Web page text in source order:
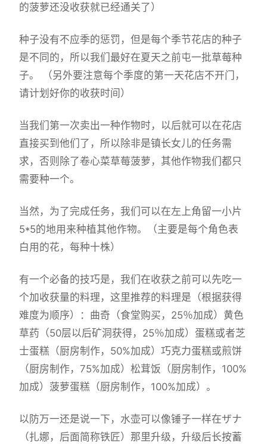
的菠萝还没收获就已经通关了）
种子没有不应季的惩罚，但是每个季节花店的种子
是不同的，所以我们最好在夏天之前屯一批草莓种
子。 （另外要注意每个季度的第一天花店不开门，
请计划好你的收获时间）
当我们第一次卖出一种作物时，以后就可以在花店
直接买到他们了，所以除非是镇长女儿的任务需
求，否则除了卷心菜草莓菠萝，其他作物我们都只
需要种一个。
当然，为了完成任务，我们可以在左上角留一小片
5*5的地用来种植其他作物。（主要是每个角色表
白用的花，每种十株）
有一个必备的技巧是，我们在收获之前可以先吃一
个加收获量的料理，这里推荐的料理是（根据获得
难度为顺序）：曲奇（食堂购买，25％加成）黄色
草药（50层以后矿洞获得，25％加成）蛋糕或者芝
士蛋糕（厨房制作，50%加成）巧克力蛋糕或煎饼
（厨房制作，75%加成）松茸饭（厨房制作，100%
加成）菠萝蛋糕（厨房制作，100%加成）。
以防万一还是说一下，水壶可以像锤子一样在ザナ
（扎娜，后面简称铁匠）那里升级，升级后长按蓄